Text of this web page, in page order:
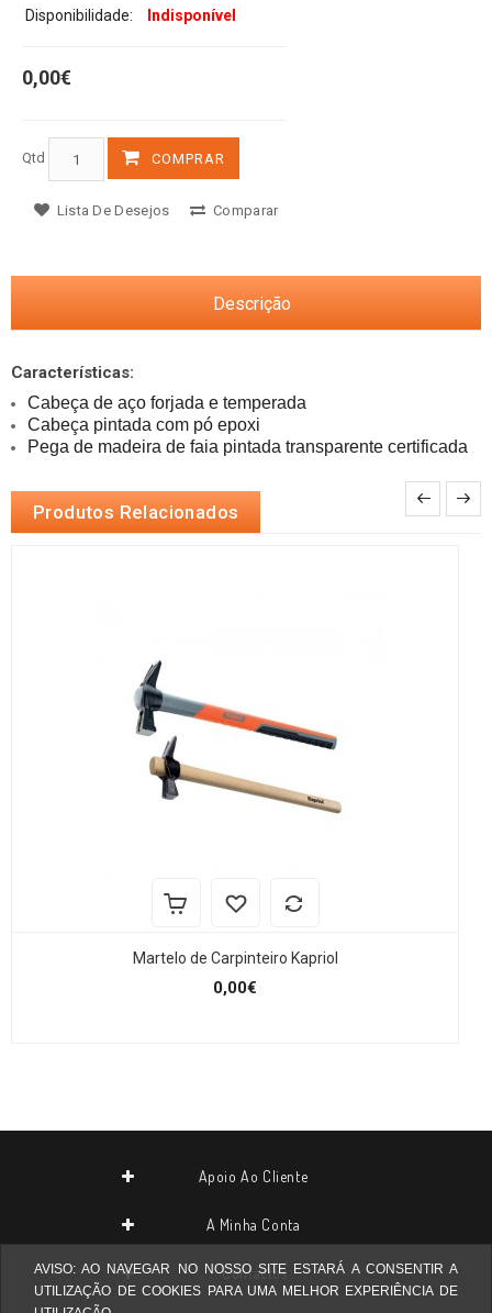
Disponibilidade:
Indisponível
0,00€
Qtd COMPRAR
Lista De Desejos Comparar
Descrição
Características:
Pega de madeira de faia pintada transparente certificada
Produtos Relacionados
Martelo de Carpinteiro Kapriol
0,00€
AVISO: AO NAVEGAR NO NOSSO SITE ESTARÁ A CONSENTIR A
UTILIZAÇÃO DE COOKIES PARA UMA MELHOR EXPERIÊNCIA DE
Apoio Ao Cliente
A Minha Conta
Contactos